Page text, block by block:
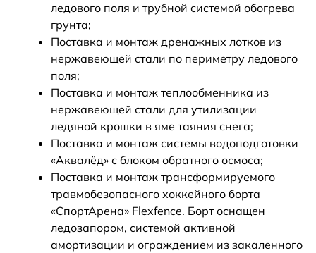
ледового поля и трубной системой обогрева
грунта;
Поставка и монтаж дренажных лотков из
нержавеющей стали по периметру ледового
поля;
Поставка и монтаж теплообменника из
нержавеющей стали для утилизации
ледяной крошки в яме таяния снега;
Поставка и монтаж системы водоподготовки
«Аквалёд» с блоком обратного осмоса;
Поставка и монтаж трансформируемого
травмобезопасного хоккейного борта
«СпортАрена» Flexfence. Борт оснащен
ледозапором, системой активной
амортизации и ограждением из закаленного